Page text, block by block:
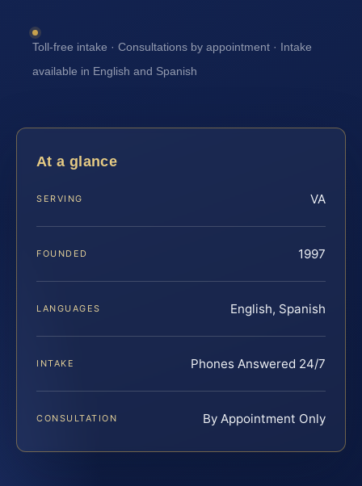
Toll-free intake · Consultations by appointment · Intake
available in English and Spanish
At a glance
SERVING VA
FOUNDED 1997
LANGUAGES English, Spanish
INTAKE Phones Answered 24/7
CONSULTATION By Appointment Only